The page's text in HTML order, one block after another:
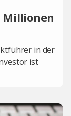
Millionen
in der
ist